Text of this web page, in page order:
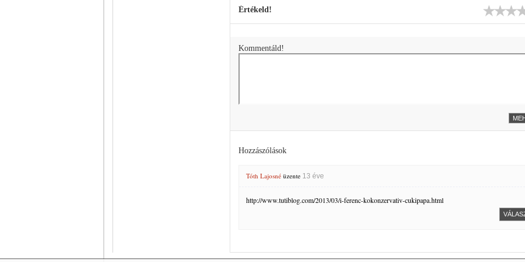
Értékeld!
Kommentáld!
Hozzászólások
Tóth Lajosné üzente 13 éve
http://www.tutiblog.com/2013/03/i-ferenc-kokonzervativ-cukipapa.html